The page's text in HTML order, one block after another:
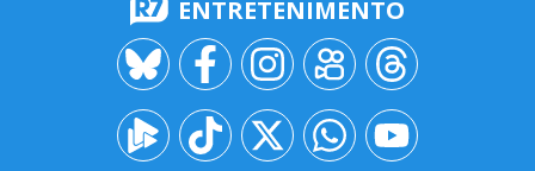
ENTRETENIMENTO